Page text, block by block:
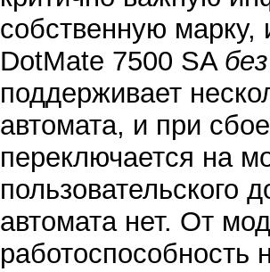
собственную
DotMate 7500 SA
поддерживает
автомата, и при
переключается на
пользовательского
автомата нет. От